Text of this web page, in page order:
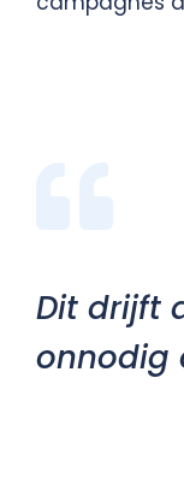
Dit drijft
onnodig